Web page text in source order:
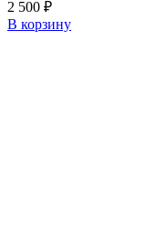
2 500 ₽
В корзину